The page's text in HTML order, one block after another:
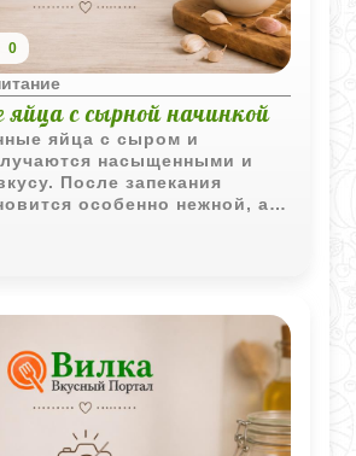
0
яйца с сырной начинкой
яйца с сыром и
насыщенными и
После запекания
особенно нежной, а
соус делает блюдо